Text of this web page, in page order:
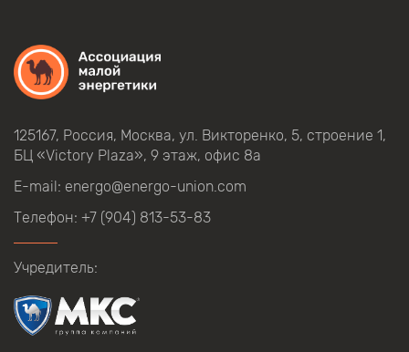
125167, Россия, Москва, ул. Викторенко, 5, строение 1,
БЦ «Victory Plaza», 9 этаж, офис 8а
E-mail: energo@energo-union.com
Телефон: +7 (904) 813-53-83
Учредитель: